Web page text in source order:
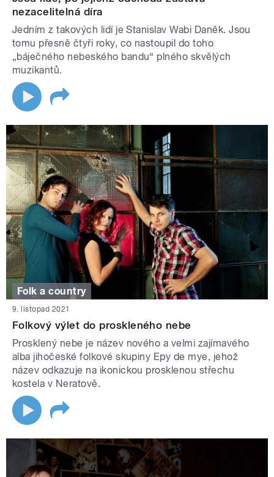
nezacelitelná díra
Jedním z takových lidí je Stanislav Wabi Daněk. Jsou
tomu přesně čtyři roky, co nastoupil do toho
„báječného nebeského bandu“ plného skvělých
muzikantů.
Folk a country
9. listopad 2021
Folkový výlet do proskleného nebe
Prosklený nebe je název nového a velmi zajímavého
alba jihočeské folkové skupiny Epy de mye, jehož
název odkazuje na ikonickou prosklenou střechu
kostela v Neratově.